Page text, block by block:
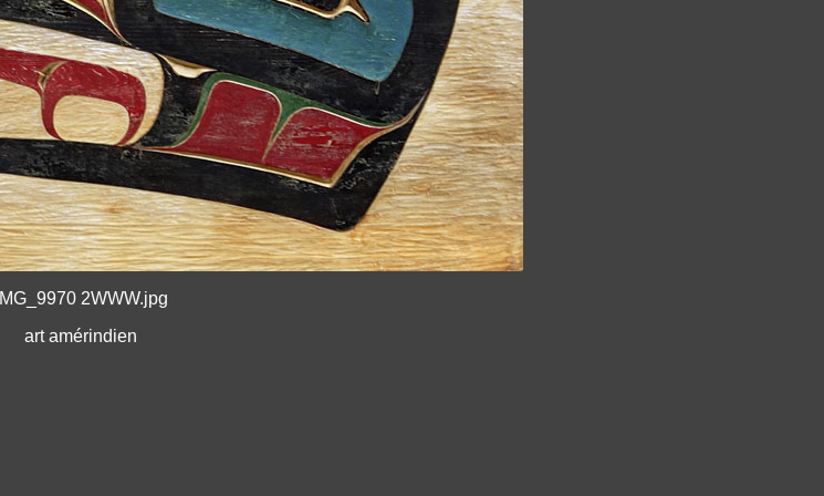
IMG_9970 2WWW.jpg
art amérindien